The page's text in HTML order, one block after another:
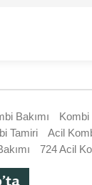
Bakımı
Kombi
Tamiri
Acil
724 Acil